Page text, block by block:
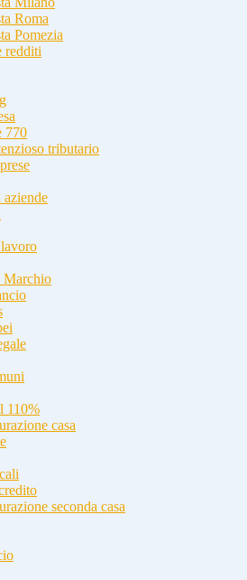
Roma
Pomezia
redditi
770
tributario
Marchio
110%
casa
seconda casa